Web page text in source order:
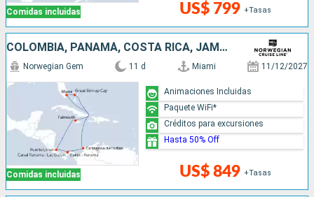
Comidas incluidas US$ 799 +Tasas
COLOMBIA, PANAMÁ, COSTA RICA, JAMAICA, BAHAMAS, ESTADOS UNIDOS
Comidas incluidas
Norwegian Gem 11 d Miami 11/12/2027
US$ 849 +Tasas
Animaciones Incluidas
Paquete WiFi*
Créditos para excursiones
Hasta 50% Off